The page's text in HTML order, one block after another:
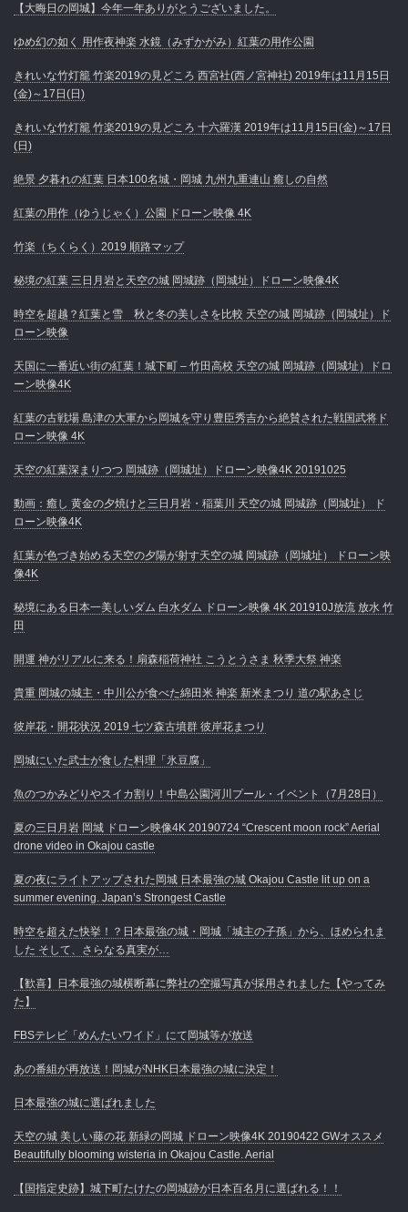
【大晦日の岡城】今年一年ありがとうございました。
ゆめ幻の如く 用作夜神楽 水鏡（みずかがみ）紅葉の用作公園
きれいな竹灯籠 竹楽2019の見どころ 西宮社(西ノ宮神社) 2019年は11月15日
(金)～17日(日)
きれいな竹灯籠 竹楽2019の見どころ 十六羅漢 2019年は11月15日(金)～17日
(日)
絶景 夕暮れの紅葉 日本100名城・岡城 九州九重連山 癒しの自然
紅葉の用作（ゆうじゃく）公園 ドローン映像 4K
竹楽（ちくらく）2019 順路マップ
秘境の紅葉 三日月岩と天空の城 岡城跡（岡城址）ドローン映像4K
時空を超越？紅葉と雪 秋と冬の美しさを比較 天空の城 岡城跡（岡城址）ド
ローン映像
天国に一番近い街の紅葉！城下町 – 竹田高校 天空の城 岡城跡（岡城址）ドロ
ーン映像4K
紅葉の古戦場 島津の大軍から岡城を守り豊臣秀吉から絶賛された戦国武将ド
ローン映像 4K
天空の紅葉深まりつつ 岡城跡（岡城址）ドローン映像4K 20191025
動画：癒し 黄金の夕焼けと三日月岩・稲葉川 天空の城 岡城跡（岡城址） ド
ローン映像4K
紅葉が色づき始める天空の夕陽が射す天空の城 岡城跡（岡城址） ドローン映
像4K
秘境にある日本一美しいダム 白水ダム ドローン映像 4K 201910J放流 放水 竹
田
開運 神がリアルに来る！扇森稲荷神社 こうとうさま 秋季大祭 神楽
貴重 岡城の城主・中川公が食べた綿田米 神楽 新米まつり 道の駅あさじ
彼岸花・開花状況 2019 七ツ森古墳群 彼岸花まつり
岡城にいた武士が食した料理「氷豆腐」
魚のつかみどりやスイカ割り！中島公園河川プール・イベント（7月28日）
夏の三日月岩 岡城 ドローン映像4K 20190724 “Crescent moon rock” Aerial
drone video in Okajou castle
夏の夜にライトアップされた岡城 日本最強の城 Okajou Castle lit up on a
summer evening. Japan’s Strongest Castle
時空を超えた快挙！？日本最強の城・岡城「城主の子孫」から、ほめられま
した そして、さらなる真実が…
【歓喜】日本最強の城横断幕に弊社の空撮写真が採用されました【やってみ
た】
FBSテレビ「めんたいワイド」にて岡城等が放送
あの番組が再放送！岡城がNHK日本最強の城に決定！
日本最強の城に選ばれました
天空の城 美しい藤の花 新緑の岡城 ドローン映像4K 20190422 GWオススメ
Beautifully blooming wisteria in Okajou Castle. Aerial
【国指定史跡】城下町たけたの岡城跡が日本百名月に選ばれる！！